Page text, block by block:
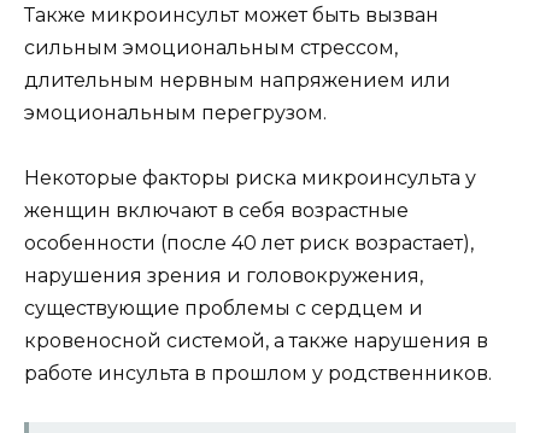
Также микроинсульт может быть вызван
сильным эмоциональным стрессом,
длительным нервным напряжением или
эмоциональным перегрузом.
Некоторые факторы риска микроинсульта у
женщин включают в себя возрастные
особенности (после 40 лет риск возрастает),
нарушения зрения и головокружения,
существующие проблемы с сердцем и
кровеносной системой, а также нарушения в
работе инсульта в прошлом у родственников.